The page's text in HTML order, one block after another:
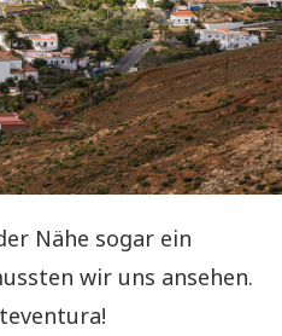
Nähe sogar ein
wir uns ansehen.